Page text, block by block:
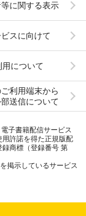
に関する表示
スに向けて
について
利用端末から
送信について
子書籍配信サービス
許諾を得た正規版配
商標（登録番号 第
掲示しているサービス